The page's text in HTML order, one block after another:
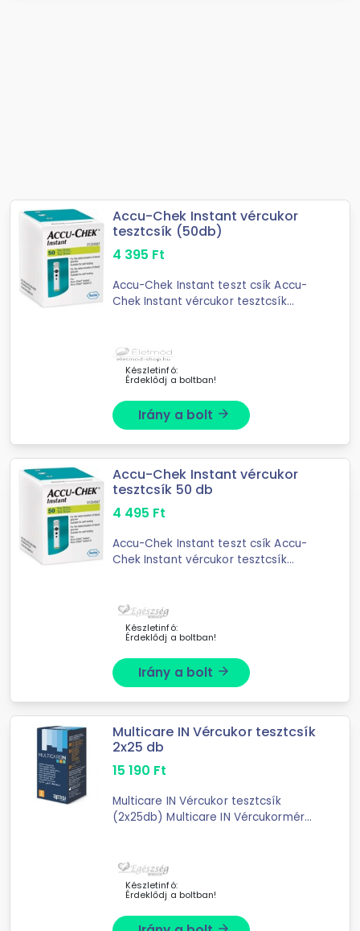
Accu-Chek Instant vércukor
tesztcsík (50db)
4 395 Ft
Accu-Chek Instant teszt csík Accu-
Chek Instant vércukor tesztcsík
vércukormérővel használt Accu-
Chek ...
Készletinfó:
Érdeklődj a boltban!
Irány a bolt arrow_forward
Accu-Chek Instant vércukor
tesztcsík 50 db
4 495 Ft
Accu-Chek Instant teszt csík Accu-
Chek Instant vércukor tesztcsík
vércukormérővel használt Accu-
Chek ...
Készletinfó:
Érdeklődj a boltban!
Irány a bolt arrow_forward
Multicare IN Vércukor tesztcsík
2x25 db
15 190 Ft
Multicare IN Vércukor tesztcsík
(2x25db) Multicare IN Vércukormérő
Készletinfó:
Érdeklődj a boltban!